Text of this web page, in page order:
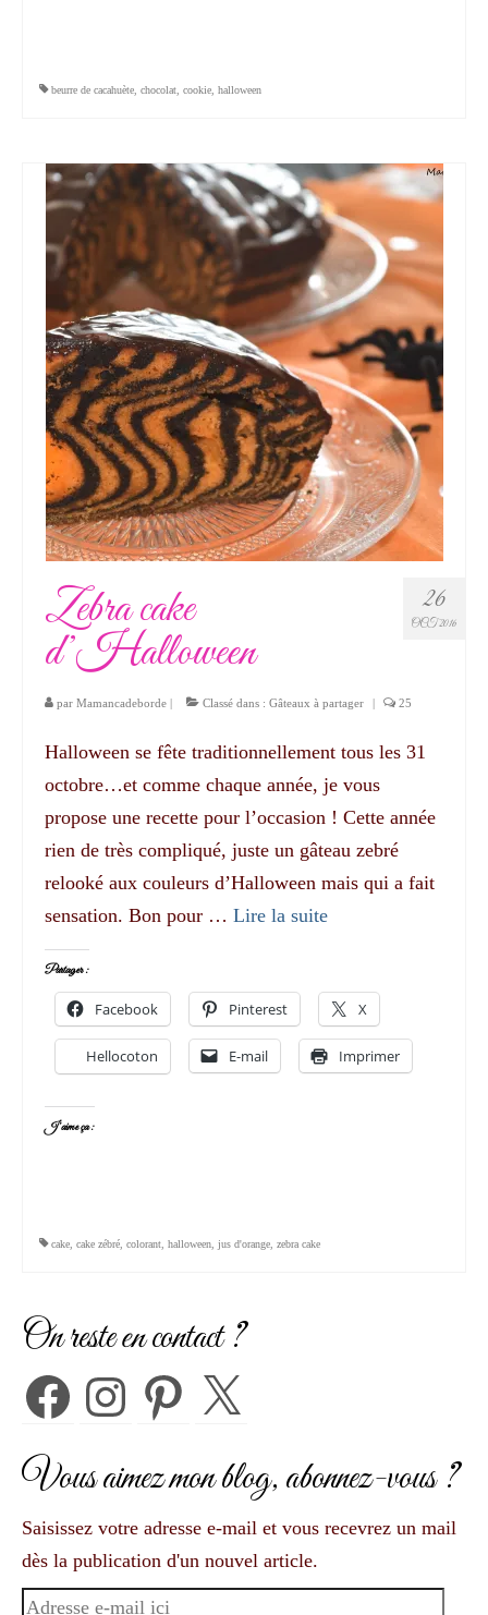
beurre de cacahuète chocolat cookie halloween
26
OCT 2016
Zebra cake
d’Halloween
par Mamancadeborde | Classé dans : Gâteaux à partager | 25
Halloween se fête traditionnellement tous les 31
octobre…et comme chaque année, je vous
propose une recette pour l’occasion ! Cette année
rien de très compliqué, juste un gâteau zebré
relooké aux couleurs d’Halloween mais qui a fait
sensation. Bon pour … Lire la suite­­
Partager :
Facebook Pinterest X
Hellocoton E-mail Imprimer
J’aime ça :
cake cake zébré colorant halloween jus d'orange zebra cake
On reste en contact ?
FacebookInstagramPinterest X
Vous aimez mon blog, abonnez-vous ?
Saisissez votre adresse e-mail et vous recevrez un mail
dès la publication d'un nouvel article.
Adresse